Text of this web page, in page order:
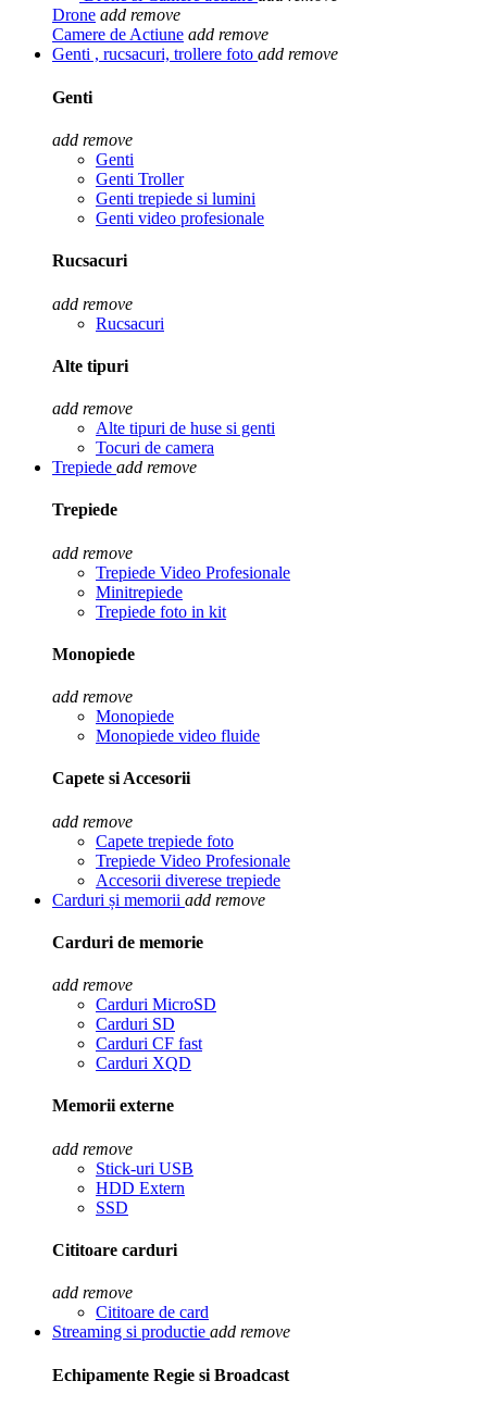
Drone add remove
Camere de Actiune add remove
Genti , rucsacuri, trollere foto add remove
Genti
add remove
Genti
Genti Troller
Genti trepiede si lumini
Genti video profesionale
Rucsacuri
add remove
Rucsacuri
Alte tipuri
add remove
Alte tipuri de huse si genti
Tocuri de camera
Trepiede add remove
Trepiede
add remove
Trepiede Video Profesionale
Minitrepiede
Trepiede foto in kit
Monopiede
add remove
Monopiede
Monopiede video fluide
Capete si Accesorii
add remove
Capete trepiede foto
Trepiede Video Profesionale
Accesorii diverese trepiede
Carduri și memorii add remove
Carduri de memorie
add remove
Carduri MicroSD
Carduri SD
Carduri CF fast
Carduri XQD
Memorii externe
add remove
Stick-uri USB
HDD Extern
SSD
Cititoare carduri
add remove
Cititoare de card
Streaming si productie add remove
Echipamente Regie si Broadcast